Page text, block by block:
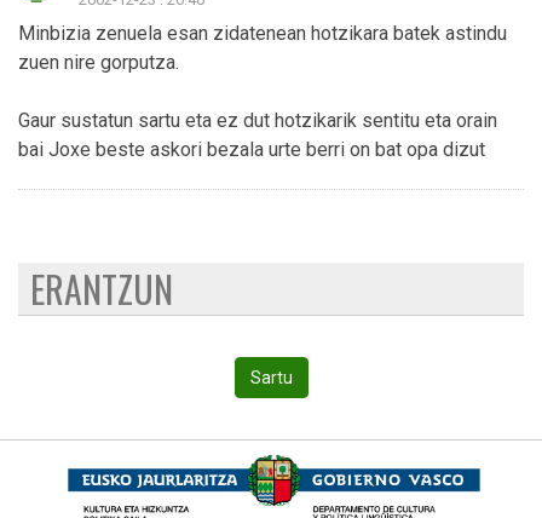
Minbizia zenuela esan zidatenean hotzikara batek astindu
zuen nire gorputza.
Gaur sustatun sartu eta ez dut hotzikarik sentitu eta orain
bai Joxe beste askori bezala urte berri on bat opa dizut
ERANTZUN
Sartu